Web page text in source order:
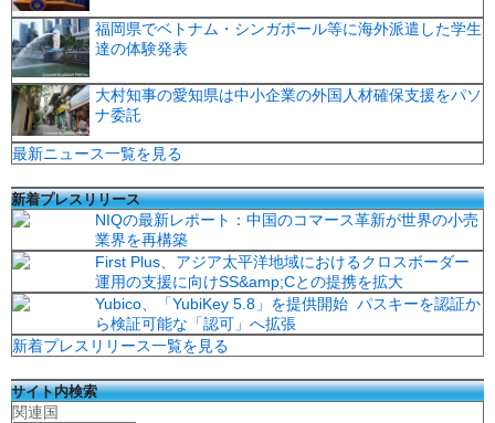
福岡県でベトナム・シンガポール等に海外派遣した学生
達の体験発表
大村知事の愛知県は中小企業の外国人材確保支援をパソ
ナ委託
最新ニュース一覧を見る
新着プレスリリース
NIQの最新レポート：中国のコマース革新が世界の小売
業界を再構築
First Plus、アジア太平洋地域におけるクロスボーダー
運用の支援に向けSS&amp;Cとの提携を拡大
Yubico、「YubiKey 5.8」を提供開始 パスキーを認証か
ら検証可能な「認可」へ拡張
新着プレスリリース一覧を見る
サイト内検索
関連国